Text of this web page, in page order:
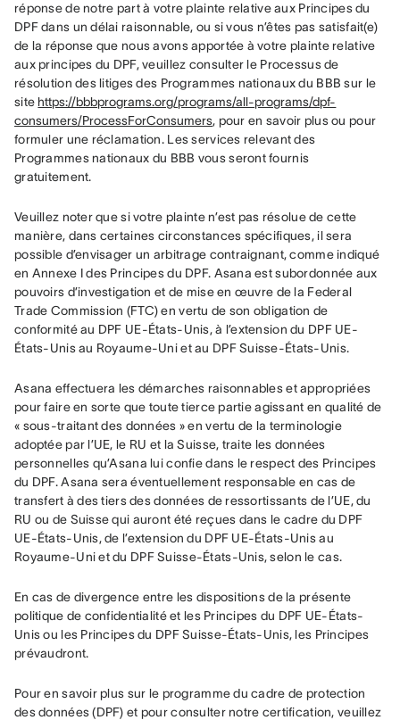
réponse de notre part à votre plainte relative aux Principes du
DPF dans un délai raisonnable, ou si vous n’êtes pas satisfait(e)
de la réponse que nous avons apportée à votre plainte relative
aux principes du DPF, veuillez consulter le Processus de
résolution des litiges des Programmes nationaux du BBB sur le
site https://bbbprograms.org/programs/all-programs/dpf-
consumers/ProcessForConsumers, pour en savoir plus ou pour
formuler une réclamation. Les services relevant des
Programmes nationaux du BBB vous seront fournis
gratuitement.
Veuillez noter que si votre plainte n’est pas résolue de cette
manière, dans certaines circonstances spécifiques, il sera
possible d’envisager un arbitrage contraignant, comme indiqué
en Annexe I des Principes du DPF. Asana est subordonnée aux
pouvoirs d’investigation et de mise en œuvre de la Federal
Trade Commission (FTC) en vertu de son obligation de
conformité au DPF UE-États-Unis, à l’extension du DPF UE-
États-Unis au Royaume-Uni et au DPF Suisse-États-Unis.
Asana effectuera les démarches raisonnables et appropriées
pour faire en sorte que toute tierce partie agissant en qualité de
« sous-traitant des données » en vertu de la terminologie
adoptée par l’UE, le RU et la Suisse, traite les données
personnelles qu’Asana lui confie dans le respect des Principes
du DPF. Asana sera éventuellement responsable en cas de
transfert à des tiers des données de ressortissants de l’UE, du
RU ou de Suisse qui auront été reçues dans le cadre du DPF
UE-États-Unis, de l’extension du DPF UE-États-Unis au
Royaume-Uni et du DPF Suisse-États-Unis, selon le cas.
En cas de divergence entre les dispositions de la présente
politique de confidentialité et les Principes du DPF UE-États-
Unis ou les Principes du DPF Suisse-États-Unis, les Principes
prévaudront.
Pour en savoir plus sur le programme du cadre de protection
des données (DPF) et pour consulter notre certification, veuillez